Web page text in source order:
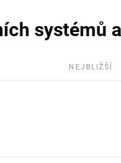
systémů
NEJBLIŽŠÍ